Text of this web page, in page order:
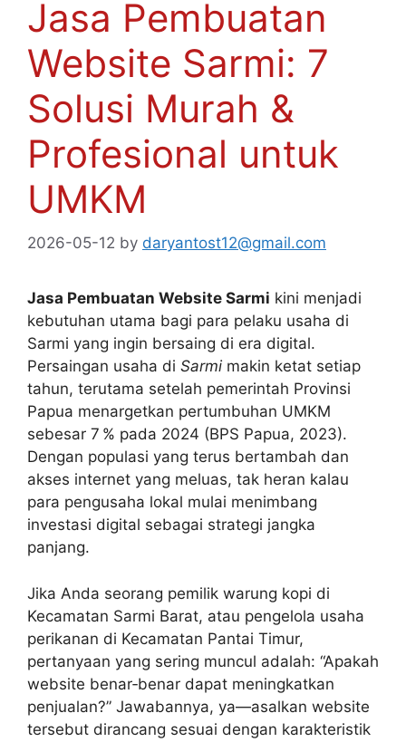
Jasa Pembuatan
Website Sarmi: 7
Solusi Murah &
Profesional untuk
UMKM
2026-05-12 by daryantost12@gmail.com
Jasa Pembuatan Website Sarmi kini menjadi
kebutuhan utama bagi para pelaku usaha di
Sarmi yang ingin bersaing di era digital.
Persaingan usaha di Sarmi makin ketat setiap
tahun, terutama setelah pemerintah Provinsi
Papua menargetkan pertumbuhan UMKM
sebesar 7 % pada 2024 (BPS Papua, 2023).
Dengan populasi yang terus bertambah dan
akses internet yang meluas, tak heran kalau
para pengusaha lokal mulai menimbang
investasi digital sebagai strategi jangka
panjang.
Jika Anda seorang pemilik warung kopi di
Kecamatan Sarmi Barat, atau pengelola usaha
perikanan di Kecamatan Pantai Timur,
pertanyaan yang sering muncul adalah: “Apakah
website benar‑benar dapat meningkatkan
penjualan?” Jawabannya, ya—asalkan website
tersebut dirancang sesuai dengan karakteristik